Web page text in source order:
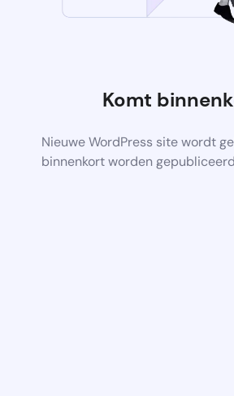
Komt
Nieuwe WordPress site wordt
binnenkort worden gepubliceerd